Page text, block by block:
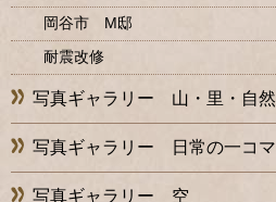
岡谷市 M邸
耐震改修
写真ギャラリー 山・里・自然
写真ギャラリー 日常の一コマ
写真ギャラリー 空